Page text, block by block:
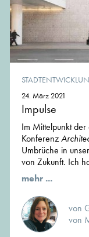
24. März 2021
Impulse
Im Mittelpunkt
Konferenz
Umbrüche in
von Zukunft. Ich
mehr ...
von
von